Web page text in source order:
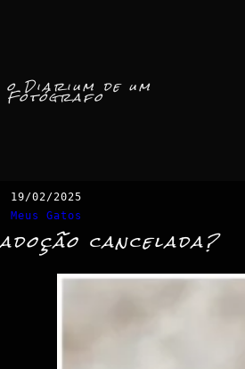
o Diarium de um
Fotógrafo
19/02/2025
Meus Gatos
adoção cancelada?